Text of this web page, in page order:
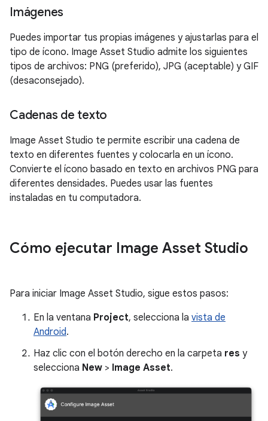
Imágenes
Puedes importar tus propias imágenes y ajustarlas para el
tipo de ícono. Image Asset Studio admite los siguientes
tipos de archivos: PNG (preferido), JPG (aceptable) y GIF
(desaconsejado).
Cadenas de texto
Image Asset Studio te permite escribir una cadena de
texto en diferentes fuentes y colocarla en un ícono.
Convierte el ícono basado en texto en archivos PNG para
diferentes densidades. Puedes usar las fuentes
instaladas en tu computadora.
Cómo ejecutar Image Asset Studio
Para iniciar Image Asset Studio, sigue estos pasos:
En la ventana Project, selecciona la vista de
Android.
Haz clic con el botón derecho en la carpeta res y
selecciona New > Image Asset.